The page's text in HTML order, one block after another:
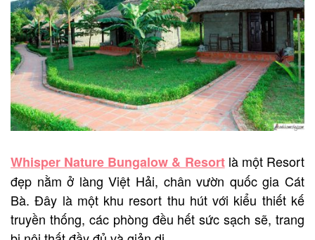
Whisper Nature Bungalow & Resortlà một Resort
đẹp nằm ở làng Việt Hải, chân vườn quốc gia Cát
Bà. Đây là một khu resort thu hút với kiểu thiết kế
truyền thống, các phòng đều hết sức sạch sẽ, trang